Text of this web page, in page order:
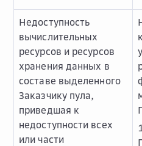
Недоступность
вычислительных
ресурсов и ресурсов
хранения данных в
составе выделенного
Заказчику пула,
приведшая к
недоступности всех
или части